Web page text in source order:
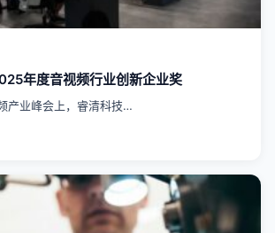
年度音视频行业创新企业奖
产业峰会上，睿清科技…